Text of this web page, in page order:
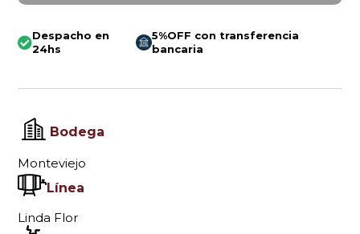
Despacho en
24hs
5%OFF con transferencia
bancaria
Bodega
Monteviejo
Línea
Linda Flor